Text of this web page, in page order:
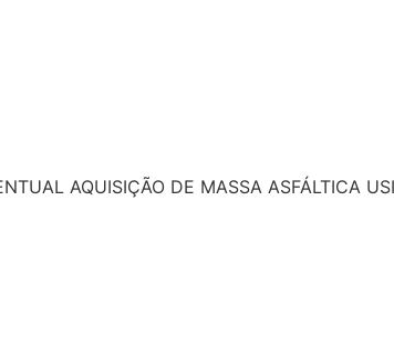
AQUISIÇÃO DE MASSA ASFÁLTICA